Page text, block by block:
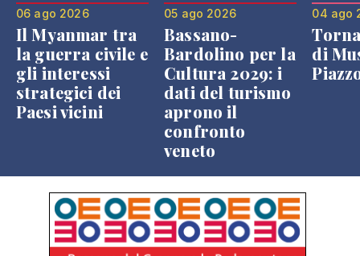
06 ago 2026
Il Myanmar tra
la guerra civile e
gli interessi
strategici dei
Paesi vicini
05 ago 2026
Bassano-
Bardolino per la
Cultura 2029: i
dati del turismo
aprono il
confronto
veneto
04 ago
di